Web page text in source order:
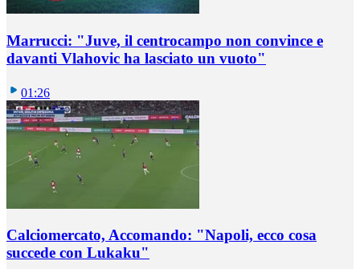
Marrucci: "Juve, il centrocampo non convince e
davanti Vlahovic ha lasciato un vuoto"
01:26
Calciomercato, Accomando: "Napoli, ecco cosa
succede con Lukaku"